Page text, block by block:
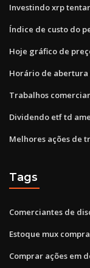
Investindo xrp tentar
Índice de custo do
Hoje gráfico de
Horário de
Trabalhos
Dividendo etf td
Melhores ações de
Tags
Comerciantes de
Estoque mux
Comprar ações em